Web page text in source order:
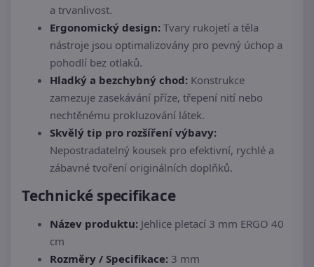
a trvanlivost.
Ergonomický design: Tvary rukojetí a těla
nástroje jsou optimalizovány pro pevný úchop a
pohodlí bez otlaků.
Hladký a bezchybný chod: Konstrukce
zamezuje zasekávání příze, třepení nití nebo
nechtěnému prokluzování látek.
Skvělý tip pro rozšíření výbavy:
Nepostradatelný kousek pro efektivní, rychlé a
zábavné tvoření originálních doplňků.
Technické specifikace
Název produktu: Jehlice pletací 3 mm ERGO 40
cm
Rozměry / Specifikace: 3 mm